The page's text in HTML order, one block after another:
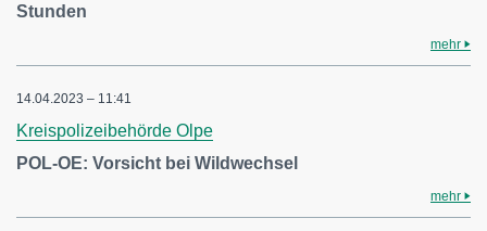
Stunden
mehr
14.04.2023 – 11:41
Kreispolizeibehörde Olpe
POL-OE: Vorsicht bei Wildwechsel
mehr